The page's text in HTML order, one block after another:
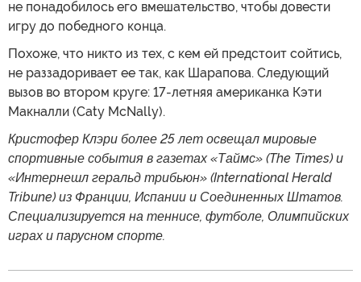
не понадобилось его вмешательство, чтобы довести
игру до победного конца.
Похоже, что никто из тех, с кем ей предстоит сойтись,
не раззадоривает ее так, как Шарапова. Следующий
вызов во втором круге: 17-летняя американка Кэти
Макналли (Caty McNally).
Кристофер Клэри более 25 лет освещал мировые
спортивные события в газетах «Таймс» (The Times) и
«Интернешл геральд трибьюн» (International Herald
Tribune) из Франции, Испании и Соединенных Штатов.
Специализируется на теннисе, футболе, Олимпийских
играх и парусном спорте.